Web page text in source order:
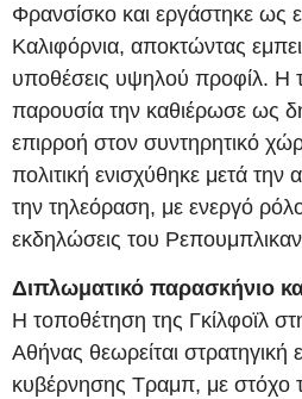
Φρανσίσκο και εργάστηκε ως
Καλιφόρνια, αποκτώντας
υποθέσεις υψηλού προφίλ. Η
παρουσία την καθιέρωσε ως
επιρροή στον συντηρητικό
πολιτική ενισχύθηκε μετά
την τηλεόραση, με ενεργό
εκδηλώσεις του
Διπλωματικό παρασκήνιο
Η τοποθέτηση της Γκίλφοϊλ
Αθήνας θεωρείται στρατηγική
κυβέρνησης Τραμπ, με στόχο